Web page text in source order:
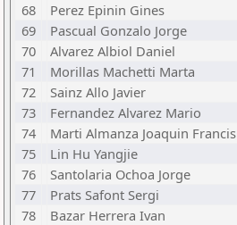
68
Perez Epinin Gines
69
Pascual Gonzalo Jorge
70
Alvarez Albiol Daniel
71
Morillas Machetti Marta
72
Sainz Allo Javier
73
Fernandez Alvarez Mario
74
Marti Almanza Joaquin Francis
75
Lin Hu Yangjie
76
Santolaria Ochoa Jorge
77
Prats Safont Sergi
78
Bazar Herrera Ivan